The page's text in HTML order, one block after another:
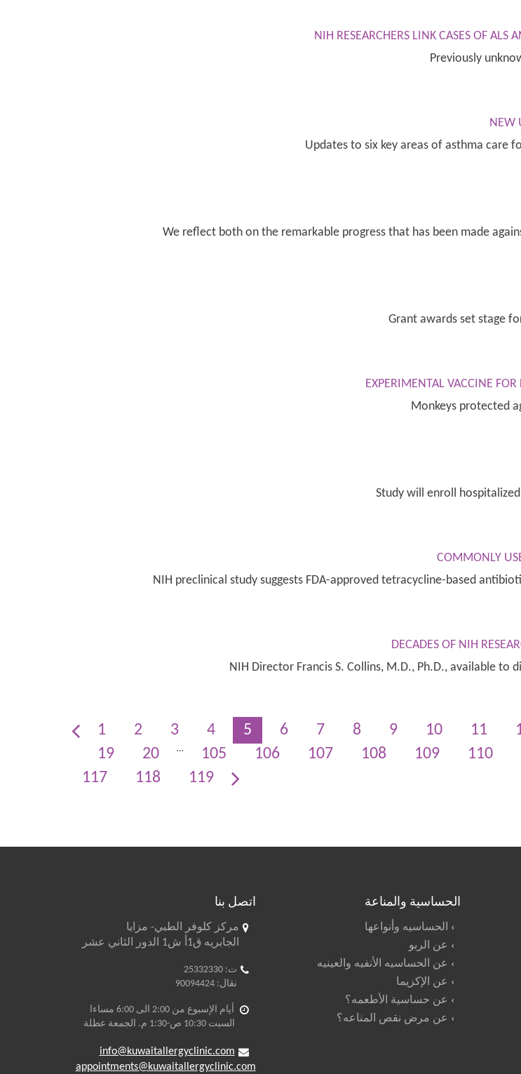
NIH RESEARCHERS LINK CASES OF
Previously
NEW
Updates to six key areas of asthma care
We reflect both on the remarkable progress that has been made
Grant awards set stage
EXPERIMENTAL VACCINE
Monkeys protected
Study will enroll
COMMONLY
NIH preclinical study suggests FDA-approved tetracycline-based
DECADES OF NIH
NIH Director Francis S. Collins, M.D., Ph.D., available
1 2 3 4 5 6 7 8 9 10 11
19
20 … 105 106 107 108 109 110
117
118 119
الحساسية والمناعة
الحساسيه وأنواعها
عن الربو
عن الحساسيه الأنفيه والعينيه
عن الإكزيما
عن حساسية الأطعمه؟
عن مرض نقص المناعه؟
اتصل بنا
مركز كلوفر الطبي- مزايا
الجابريه ق1أ ش1 الدور الثاني عشر
ت: 25332330
نقال: 90094424
أيام الإسبوع من 2:00 الى 6:00 مساءا
السبت 10:30 ص-1:30 م. الجمعة عطلة
info@kuwaitallergyclinic.com
appointments@kuwaitallergyclinic.com